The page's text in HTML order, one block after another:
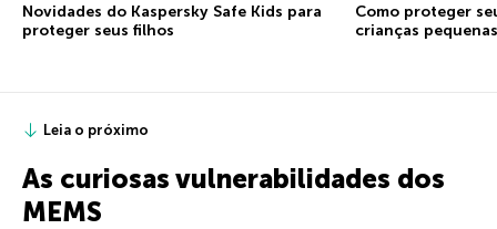
Novidades do Kaspersky Safe Kids para
proteger seus filhos
Como proteger
crianças pequenas
Leia o próximo
As curiosas vulnerabilidades dos
MEMS